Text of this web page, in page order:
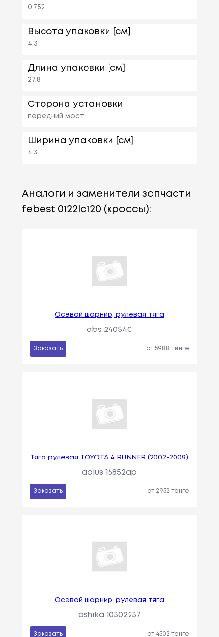
0,752
Высота упаковки [см]
4,3
Длина упаковки [см]
27,8
Сторона установки
передний мост
Ширина упаковки [см]
4,3
Аналоги и заменители запчасти
febest 0122lc120 (кроссы):
Осевой шарнир, рулевая тяга
abs 240540
Заказать от 5988 тенге
Тяга рулевая TOYOTA 4 RUNNER (2002-2009)
aplus 16852ap
Заказать от 2952 тенге
Осевой шарнир, рулевая тяга
ashika 10302237
Заказать от 4502 тенге